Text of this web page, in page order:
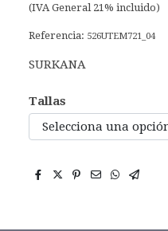
(IVA General 21% incluido)
Referencia: 526UTEM721_04
SURKANA
Tallas